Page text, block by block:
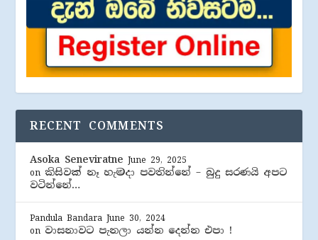
RECENT COMMENTS
Asoka Seneviratne June 29, 2025
on කිසිවක් නෑ හැමදා පවතින්නේ – බුදු සරණයි අපට
වටින්නේ…
Pandula Bandara June 30, 2024
on වාසනාවට පැනලා යන්න දෙන්න එපා !